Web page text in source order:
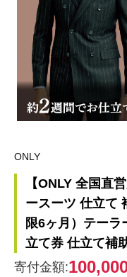
ONLY
【ONLY 全国直
ースーツ 仕立て
限6ヶ月）テー
立て券 仕立て補
寄付金額: